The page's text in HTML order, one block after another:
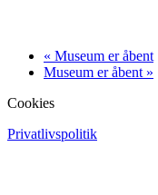
« Museum er åbent
Museum er åbent »
Cookies
Privatlivspolitik